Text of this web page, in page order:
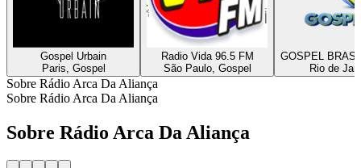
Gospel Urbain
Paris, Gospel
Radio Vida 96.5 FM
São Paulo, Gospel
GOSPEL
Rio de
Sobre Rádio Arca Da Aliança
Sobre Rádio Arca Da Aliança
Sobre Rádio Arca Da Aliança